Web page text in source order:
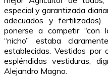
especial y garantizada
adecuados y
ponerse a competir “con
“nicho” estaba
establecidas. Vestidos por
espléndidas vestiduras,
Alejandro Magno.